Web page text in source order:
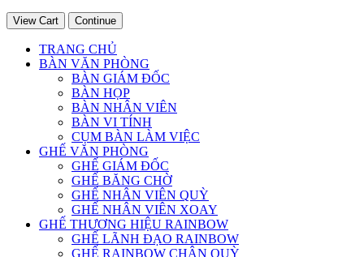
View Cart Continue
TRANG CHỦ
BÀN VĂN PHÒNG
BÀN GIÁM ĐỐC
BÀN HỌP
BÀN NHÂN VIÊN
BÀN VI TÍNH
CỤM BÀN LÀM VIỆC
GHẾ VĂN PHÒNG
GHẾ GIÁM ĐỐC
GHẾ BĂNG CHỜ
GHẾ NHÂN VIÊN QUỲ
GHẾ NHÂN VIÊN XOAY
GHẾ THƯƠNG HIỆU RAINBOW
GHẾ LÃNH ĐẠO RAINBOW
GHẾ RAINBOW CHÂN QUỲ